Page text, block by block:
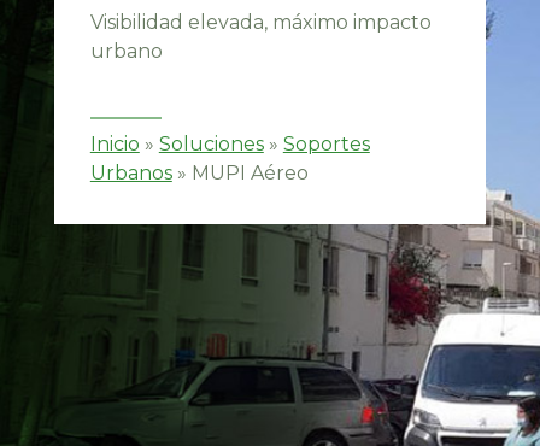
Visibilidad elevada, máximo impacto
urbano
Inicio » Soluciones» Soportes
Urbanos» MUPI Aéreo